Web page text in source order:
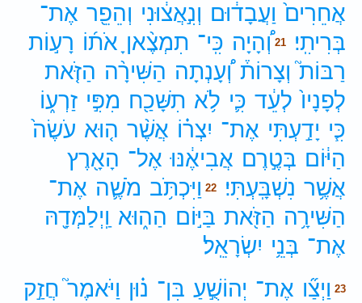
אֲחֵרִים֙ וַעֲבָד֔וּם וְנִ֣אֲצ֔וּנִי וְהֵפֵ֖ר אֶת־
בְּרִיתִֽי׃
21 וְ֠הָיָה כִּֽי־ תִמְצֶ֨אןָ אֹת֜וֹ רָע֣וֹת
רַבּוֹת֮ וְצָרוֹת֒ וְ֠עָנְתָה הַשִּׁירָ֨ה הַזֹּ֤את
לְפָנָיו֙ לְעֵ֔ד כִּ֛י לֹ֥א תִשָּׁכַ֖ח מִפִּ֣י זַרְע֑וֹ
כִּ֧י יָדַ֣עְתִּי אֶת־ יִצְר֗וֹ אֲשֶׁ֨ר ה֤וּא עֹשֶׂה֙
הַיּ֔וֹם בְּטֶ֣רֶם אֲבִיאֶ֔נּוּ אֶל־ הָאָ֖רֶץ
אֲשֶׁ֥ר נִשְׁבָּֽעְתִּי׃ 22 וַיִּכְתֹּ֥ב מֹשֶׁ֛ה אֶת־
הַשִּׁירָ֥ה הַזֹּ֖את בַּיּ֣וֹם הַה֑וּא וַֽיְלַמְּדָ֖הּ
אֶת־ בְּנֵ֥י יִשְׂרָאֵֽל׃
23 וַיְצַ֞ו אֶת־ יְהוֹשֻׁ֣עַ בִּן־ נ֗וּן וַיֹּאמֶר֮ חֲזַ֣ק